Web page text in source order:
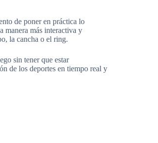
de poner en práctica lo
manera más interactiva y
la cancha o el ring.
sin tener que estar
de los deportes en tiempo real y